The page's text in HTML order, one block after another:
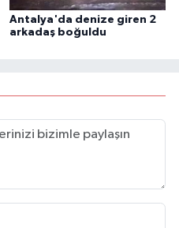
Antalya'da denize giren 2
arkadaş boğuldu